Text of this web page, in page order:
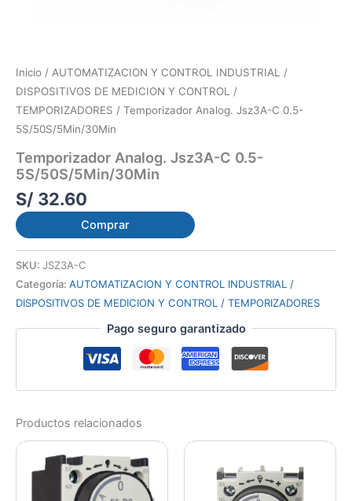
Inicio / AUTOMATIZACION Y CONTROL INDUSTRIAL /
DISPOSITIVOS DE MEDICION Y CONTROL /
TEMPORIZADORES / Temporizador Analog. Jsz3A-C 0.5-
5S/50S/5Min/30Min
Temporizador Analog. Jsz3A-C 0.5-
5S/50S/5Min/30Min
S/ 32.60
Comprar
SKU: JSZ3A-C
Categoría: AUTOMATIZACION Y CONTROL INDUSTRIAL /
DISPOSITIVOS DE MEDICION Y CONTROL / TEMPORIZADORES
Pago seguro garantizado
Productos relacionados